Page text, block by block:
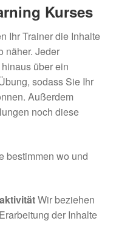
Kurses
Ihr Trainer die Inhalte
näher. Jeder
über ein
sodass Sie Ihr
Außerdem
noch diese
bestimmen wo und
Wir beziehen
der Inhalte